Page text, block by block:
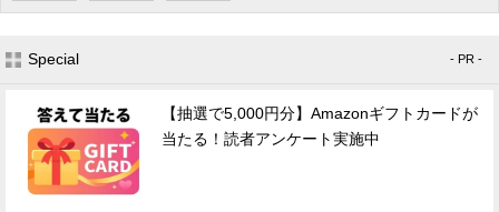
Special - PR -
【抽選で5,000円分】Amazonギフトカードが
当たる！読者アンケート実施中